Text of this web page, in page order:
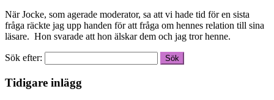
När Jocke, som agerade moderator, sa att vi hade tid för en sista
fråga räckte jag upp handen för att fråga om hennes relation till sina
läsare. Hon svarade att hon älskar dem och jag tror henne.
Sök efter:
Tidigare inlägg